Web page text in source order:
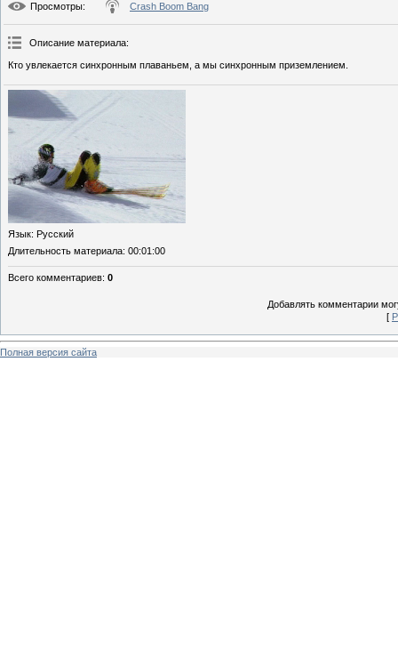
Просмотры: Crash Boom Bang
Описание материала:
Кто увлекается синхронным плаваньем, а мы синхронным приземлением.
Язык: Русский
Длительность материала: 00:01:00
Всего комментариев: 0
Добавлять комментарии
[
Полная версия сайта